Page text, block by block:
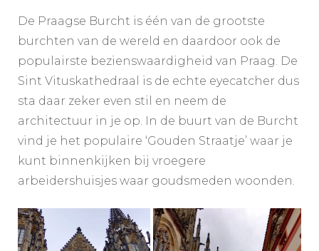
De Praagse Burcht is één van de grootste
burchten van de wereld en daardoor ook de
populairste bezienswaardigheid van Praag. De
Sint Vituskathedraal is de echte eyecatcher dus
sta daar zeker even stil en neem de
architectuur in je op. In de buurt van de Burcht
vind je het populaire ‘Gouden Straatje’ waar je
kunt binnenkijken bij vroegere
arbeidershuisjes waar goudsmeden woonden.